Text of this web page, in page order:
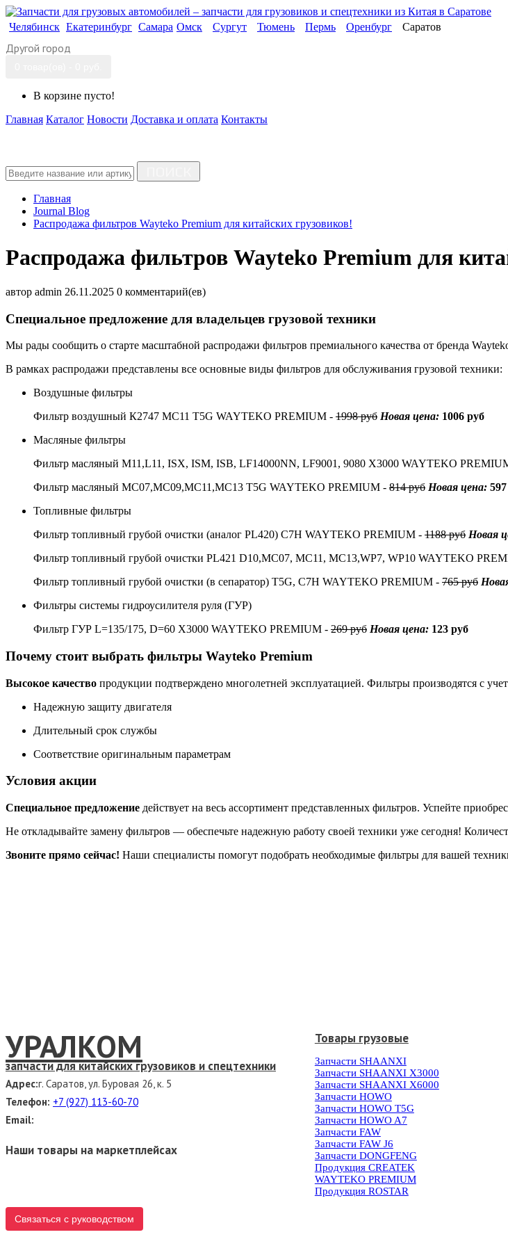
Челябинск Екатеринбург Самара Омск Сургут Тюмень Пермь Оренбург Саратов
Другой город
В корзине пусто!
Главная Каталог Новости Доставка и оплата Контакты
Главная
Journal Blog
Распродажа фильтров Wayteko Premium для китайских грузовиков!
Распродажа фильтров Wayteko Premium для
автор admin 26.11.2025 0 комментарий(ев)
Специальное предложение для владельцев грузовой техники
Мы рады сообщить о старте масштабной распродажи фильтров премиального качества от бренда
В рамках распродажи представлены все основные виды фильтров для обслуживания грузовой техники:
Воздушные фильтры
Фильтр воздушный К2747 MC11 T5G WAYTEKO PREMIUM - 1998 руб Новая цена: 1006 руб
Масляные фильтры
Фильтр масляный M11,L11, ISX, ISM, ISB, LF14000NN, LF9001, 9080 X3000 WAYTEKO
Фильтр масляный MC07,MC09,MC11,MC13 T5G WAYTEKO PREMIUM - 814 руб Новая цена:
Топливные фильтры
Фильтр топливный грубой очистки (аналог PL420) C7H WAYTEKO PREMIUM - 1188 руб Новая
Фильтр топливный грубой очистки PL421 D10,MC07, MC11, MC13,WP7, WP10 WAYTEKO
Фильтр топливный грубой очистки (в сепаратор) T5G, C7H WAYTEKO PREMIUM - 765 руб
Фильтры системы гидроусилителя руля (ГУР)
Фильтр ГУР L=135/175, D=60 X3000 WAYTEKO PREMIUM - 269 руб Новая цена: 123 руб
Почему стоит выбрать фильтры Wayteko Premium
Высокое качество продукции подтверждено многолетней эксплуатацией. Фильтры производятся с
Надежную защиту двигателя
Длительный срок службы
Соответствие оригинальным параметрам
Условия акции
Специальное предложение действует на весь ассортимент представленных фильтров. Успейте
Не откладывайте замену фильтров — обеспечьте надежную работу своей техники уже сегодня!
Звоните прямо сейчас! Наши специалисты помогут подобрать необходимые фильтры для вашей
УРАЛКОМ
запчасти для китайских грузовиков и спецтехники
Адрес:г. Саратов, ул. Буровая 26, к. 5
Телефон: +7 (927) 113-60-70
Email:
Наши товары на маркетплейсах
Связаться с руководством
Товары грузовые
Запчасти SHAANXI
Запчасти SHAANXI X3000
Запчасти SHAANXI X6000
Запчасти HOWO
Запчасти HOWO T5G
Запчасти HOWO A7
Запчасти FAW
Запчасти FAW J6
Запчасти DONGFENG
Продукция CREATEK
WAYTEKO PREMIUM
Продукция ROSTAR